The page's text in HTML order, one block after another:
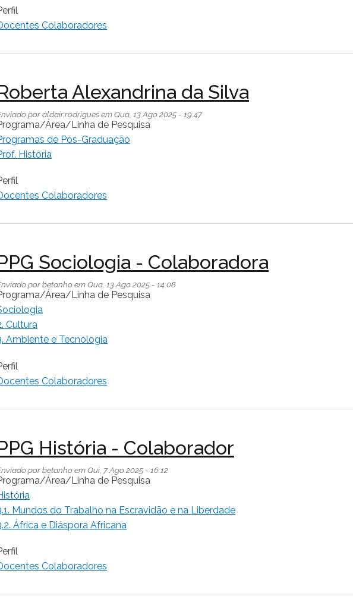
Colaboradores
Alexandrina da Silva
poraldair.rodriguesemQua, 13 Ago 2025 - 19:47
Área/Linha de Pesquisa
de Pós-Graduação
História
Colaboradores
Sociologia - Colaboradora
porbetanhoemQua, 13 Ago 2025 - 14:08
Área/Linha de Pesquisa
Cultura
Ambiente e Tecnologia
Colaboradores
História - Colaborador
porbetanhoemQui, 7 Ago 2025 - 16:12
Área/Linha de Pesquisa
Mundos do Trabalho na Escravidão e na Liberdade
África e Diáspora Africana
Colaboradores